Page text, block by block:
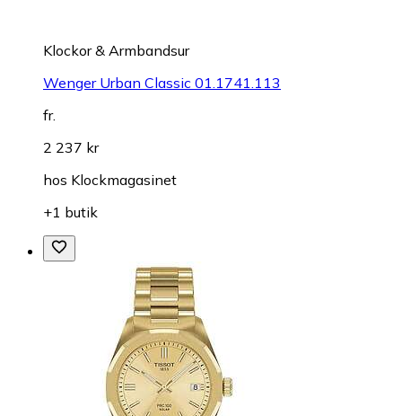
Klockor & Armbandsur
Wenger Urban Classic 01.1741.113
fr.
2 237 kr
hos Klockmagasinet
+1 butik